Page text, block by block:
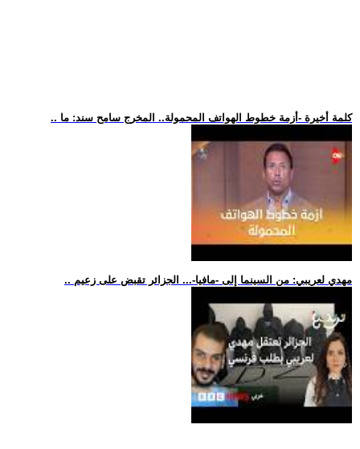
.. كلمة أخيرة -أزمة خطوط الهواتف المحمولة.. المخرج سامح سند: ما
.. مهدي لعريبي: من السينما إلى -مافيا-... الجزائر تقبض على زعيم